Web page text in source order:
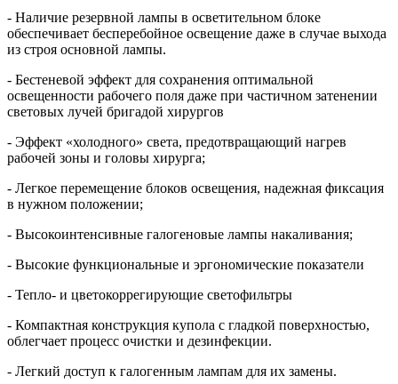
- Наличие резервной лампы в осветительном блоке
обеспечивает бесперебойное освещение даже в случае выхода
из строя основной лампы.
- Бестеневой эффект для сохранения оптимальной
освещенности рабочего поля даже при частичном затенении
световых лучей бригадой хирургов
- Эффект «холодного» света, предотвращающий нагрев
рабочей зоны и головы хирурга;
- Легкое перемещение блоков освещения, надежная фиксация
в нужном положении;
- Высокоинтенсивные галогеновые лампы накаливания;
- Высокие функциональные и эргономические показатели
- Тепло- и цветокоррегирующие светофильтры
- Компактная конструкция купола с гладкой поверхностью,
облегчает процесс очистки и дезинфекции.
- Легкий доступ к галогенным лампам для их замены.